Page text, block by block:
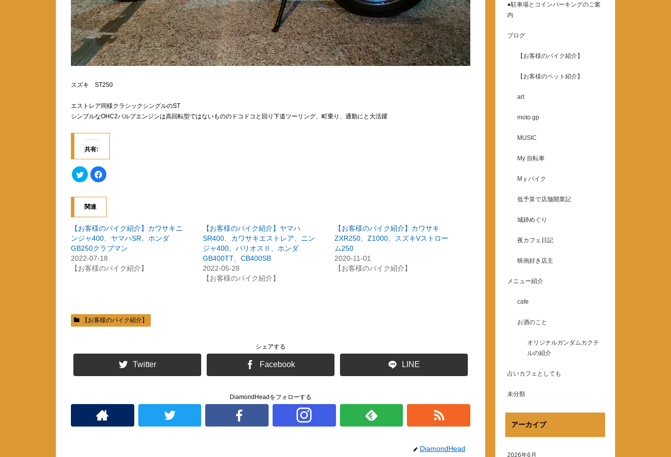
スズキ ST250
エストレア同様クラシックシングルのST
シンプルなOHC2バルブエンジンは高回転型ではないもののドコドコと回り下道ツーリング、町乗り、通勤にと大活躍
共有:
ク
リ
し
て
T
t
t
e
r
で
共
有
(
新
ウ
で
開
)
F
a
b
共
有
す
る
に
は
ク
リ
い
(
新
ィ
で
)
関連
【お客様のバイク紹介】カワサキニ
ンジャ400、ヤマハSR、ホンダ
GB250クラブマン
2022-07-18
【お客様のバイク紹介】
【お客様のバイク紹介】ヤマハ
SR400、カワサキエストレア、ニン
ジャ400、バリオスⅡ、ホンダ
GB400TT、CB400SB
2022-05-28
【お客様のバイク紹介】
【お客様のバイク紹介】カワサキ
ZXR250、Z1000、スズキVストロー
ム250
2020-11-01
【お客様のバイク紹介】
【お客様のバイク紹介】
シェアする
Twitter Facebook LINE
DiamondHeadをフォローする
DiamondHead
●駐車場とコインパーキングのご案
内
ブログ
【お客様のバイク紹介】
【お客様のペット紹介】
art
moto gp
MUSIC
My 自転車
Mｙバイク
低予算で店舗開業記
城跡めぐり
夜カフェ日記
映画好き店主
メニュー紹介
cafe
お酒のこと
オリジナルガンダムカクテ
ルの紹介
占いカフェとしても
未分類
アーカイブ
2026年6月